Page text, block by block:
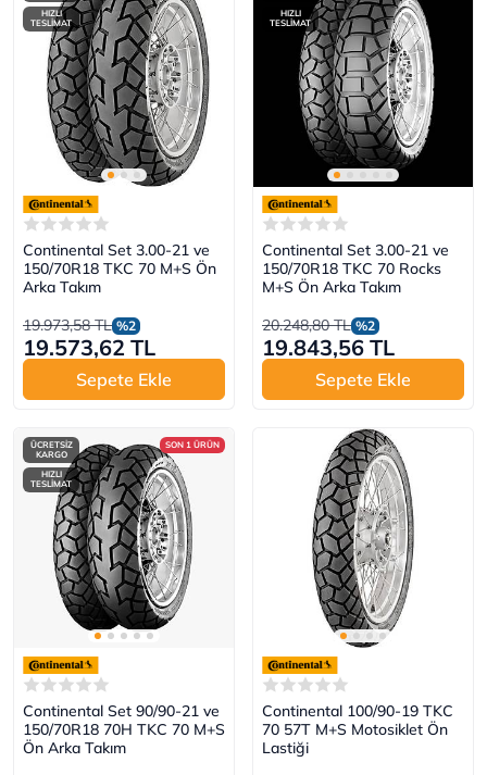
HIZLI
TESLİMAT
Continental Set 3.00-21 ve
150/70R18 TKC 70 M+S Ön
Arka Takım
19.973,58 TL %2
19.573,62 TL
Sepete Ekle
HIZLI
TESLİMAT
Continental Set 3.00-21 ve
150/70R18 TKC 70 Rocks
M+S Ön Arka Takım
20.248,80 TL %2
19.843,56 TL
Sepete Ekle
ÜCRETSİZ
KARGO
HIZLI
TESLİMAT
SON 1 ÜRÜN
Continental Set 90/90-21 ve
150/70R18 70H TKC 70 M+S
Ön Arka Takım
Continental 100/90-19 TKC
70 57T M+S Motosiklet Ön
Lastiği